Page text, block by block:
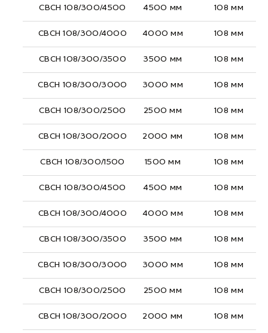
СВСН 108/300/4500 4500 мм 108 мм
СВСН 108/300/4000 4000 мм 108 мм
СВСН 108/300/3500 3500 мм 108 мм
СВСН 108/300/3000 3000 мм 108 мм
СВСН 108/300/2500 2500 мм 108 мм
СВСН 108/300/2000 2000 мм 108 мм
СВСН 108/300/1500 1500 мм 108 мм
СВСН 108/300/4500 4500 мм 108 мм
СВСН 108/300/4000 4000 мм 108 мм
СВСН 108/300/3500 3500 мм 108 мм
СВСН 108/300/3000 3000 мм 108 мм
СВСН 108/300/2500 2500 мм 108 мм
СВСН 108/300/2000 2000 мм 108 мм